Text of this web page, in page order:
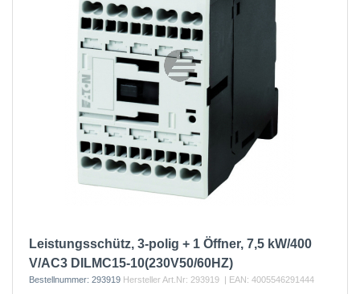
Leistungsschütz, 3-polig + 1 Öffner, 7,5 kW/400
V/AC3 DILMC15-10(230V50/60HZ)
Bestellnummer: 293919 Hersteller Art.Nr: 293919 | EAN: 4005546291444